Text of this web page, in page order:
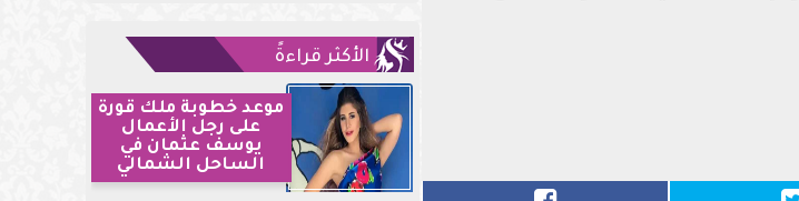
الأكثر قراءةً
موعد خطوبة ملك قورة
على رجل الأعمال
يوسف عثمان في
الساحل الشمالي